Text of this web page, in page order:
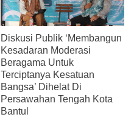
Diskusi Publik ‘Membangun
Kesadaran Moderasi
Beragama Untuk
Terciptanya Kesatuan
Bangsa’ Dihelat Di
Persawahan Tengah Kota
Bantul